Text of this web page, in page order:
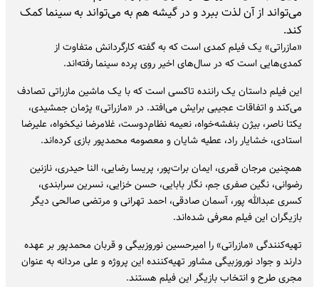
می‌تواند از آن لذت ببرد و در گیشه هم به می‌تواند به سینما کمک
کند.
«مازراتی» یک فیلم کمدی است که به گفته کارگردانش متفاوت از
کمدی‌هایی است که در سال‌های اخیر روی پرده سینما رفته‌اند.
این فیلم داستان یک راننده تاکسی است که با یک ماشین مازراتی تصادف
می‌کند و اتفاقات عجیبی برایش می‌افتد. در «مازراتی» پژمان جمشیدی،
یکتا ناصر، بیژن بنفشه‌خواه، نعیمه نظام‌دوست، غلامرضا نیکخواه، علیرضا
استادی، خشایار راد، عطیه شایان و معصومه محمدپور بازی کرده‌اند.
همچنین مرجان قمری، ایمان برات‌پور، پریسا رضایی، النا حیدری، نازنین
رضوانی، نگین صفری جم، نگار بابایی، حسن خزایی، نسرین سرابندی،
کسری عبدالله پور، آسمان صادقی، احمد تهرانی و مرتضی صالحی دیگر
بازیگران این فیلم معرفی شده‌اند.
تهیه‌کنندگی «مازراتی» را امیرحسین نوروزبیگی و قربان محمدپور بر عهده
دارند و جواد نوروزبیگی مشاور تهیه‌کننده این پروژه و علی مردانه به عنوان
مجری طرح و انتخاب بازیگر این فیلم هستند.